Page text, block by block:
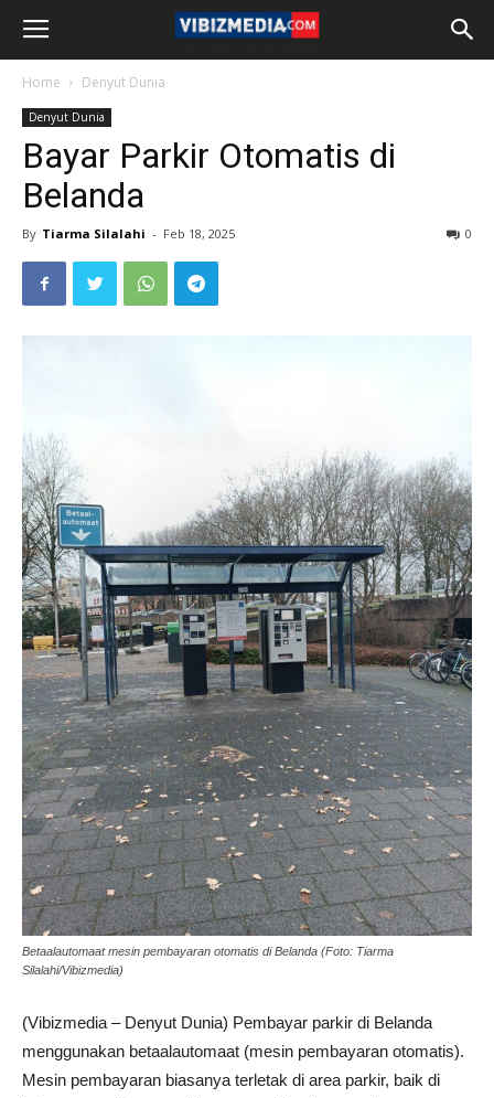
Home Denyut Dunia
Denyut Dunia
Bayar Parkir Otomatis di
Belanda
By Tiarma Silalahi - Feb 18, 2025 0
Betaalautomaat mesin pembayaran otomatis di Belanda (Foto: Tiarma
Silalahi/Vibizmedia)
(Vibizmedia – Denyut Dunia) Pembayar parkir di Belanda
menggunakan betaalautomaat (mesin pembayaran otomatis).
Mesin pembayaran biasanya terletak di area parkir, baik di